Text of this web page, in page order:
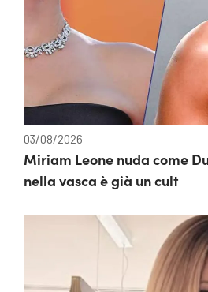
03/08/2026
Miriam Leone nuda come
nella vasca è già un cult